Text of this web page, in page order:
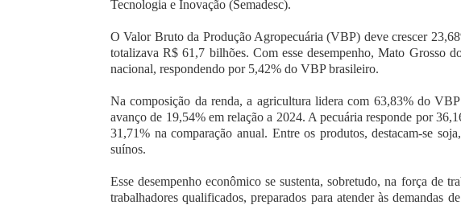
Tecnologia e Inovação (Semadesc).
O Valor Bruto da Produção Agropecuária (VBP) deve crescer
totalizava R$ 61,7 bilhões. Com esse desempenho, Mato Grosso
nacional, respondendo por 5,42% do VBP brasileiro.
Na composição da renda, a agricultura lidera com 63,83% do
avanço de 19,54% em relação a 2024. A pecuária responde por
31,71% na comparação anual. Entre os produtos, destacam-se
suínos.
Esse desempenho econômico se sustenta, sobretudo, na força de
trabalhadores qualificados, preparados para atender às demandas